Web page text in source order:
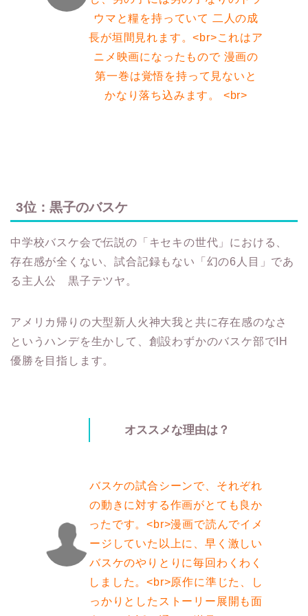
ウマと糧を持っていて 二人の成
長が垣間見れます。<br>これはア
ニメ映画になったもので 漫画の
第一巻は覚悟を持って見ないと
かなり落ち込みます。 <br>
3位：黒子のバスケ
中学校バスケ会で伝説の「キセキの世代」における、
存在感が全くない、試合記録もない「幻の6人目」であ
る主人公 黒子テツヤ。
アメリカ帰りの大型新人火神大我と共に存在感のなさ
というハンデを生かして、創設わずかのバスケ部でIH
優勝を目指します。
オススメな理由は？
バスケの試合シーンで、それぞれ
の動きに対する作画がとても良か
ったです。<br>漫画で読んでイメ
ージしていた以上に、早く激しい
バスケのやりとりに毎回わくわく
しました。<br>原作に準じた、し
っかりとしたストーリー展開も面